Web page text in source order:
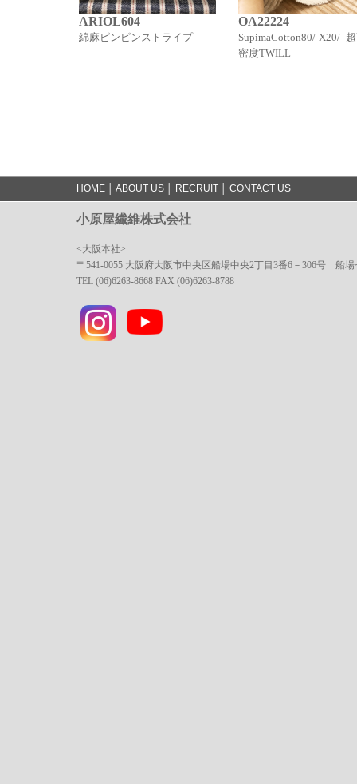
ARIOL604
綿麻ピンピンストライプ
OA22224
SupimaCotton80/-X20/-
密度TWILL
HOME ABOUT US RECRUIT CONTACT US
小原屋繊維株式会社
<大阪本社>
〒541-0055 大阪府大阪市中央区船場中央2丁目3番6－306号 船
TEL (06)6263-8668 FAX (06)6263-8788